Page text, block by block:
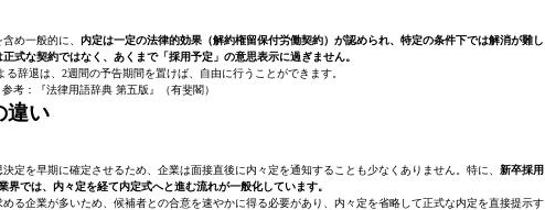
め一般的に、 内定は一定の法律的効果（解約権留保付労働契約）が認められ、特定の条件下では解消が難し
正式な契約ではなく、あくまで「採用予定」の意思表示に過ぎません。
辞退は、2週間の予告期間を置けば、自由に行うことができます。
参考：『法律用語辞典 第五版』（有斐閣）
違い
定を早期に確定させるため、企業は面接直後に内々定を通知することも少なくありません。特に、 新卒採用
界では、内々定を経て内定式へと進む流れが一般化しています。
る企業が多いため、候補者との合意を速やかに得る必要があり、内々定を省略して正式な内定を直接提示す